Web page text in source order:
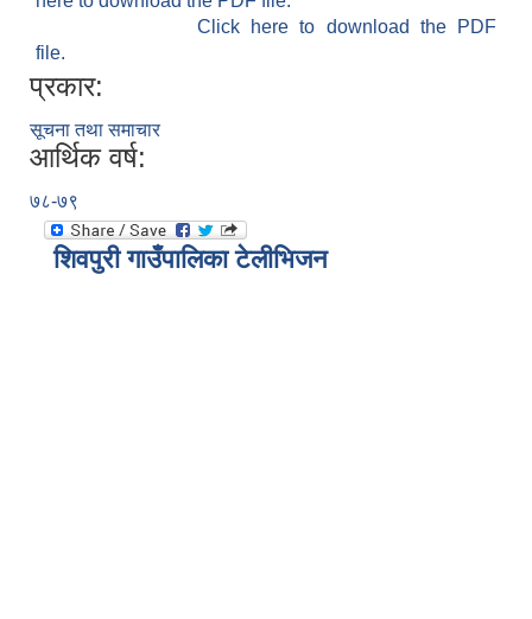
Click here to download the PDF
file.
प्रकार:
सूचना तथा समाचार
आर्थिक वर्ष:
७८-७९
शिवपुरी गाउँपालिका टेलीभिजन